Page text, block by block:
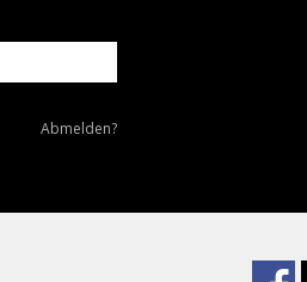
Newsletter
Abmelden?